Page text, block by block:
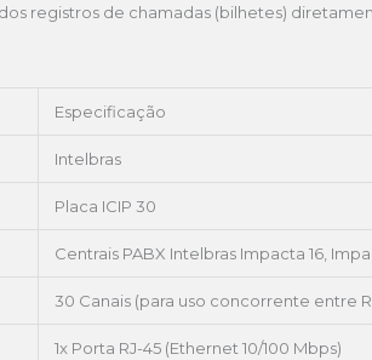
registros de chamadas (bilhetes)
Especificação
Intelbras
Placa ICIP 30
Centrais PABX Intelbras Impacta 16,
30 Canais (para uso concorrente entre
1x Porta RJ-45 (Ethernet 10/100 Mbps)